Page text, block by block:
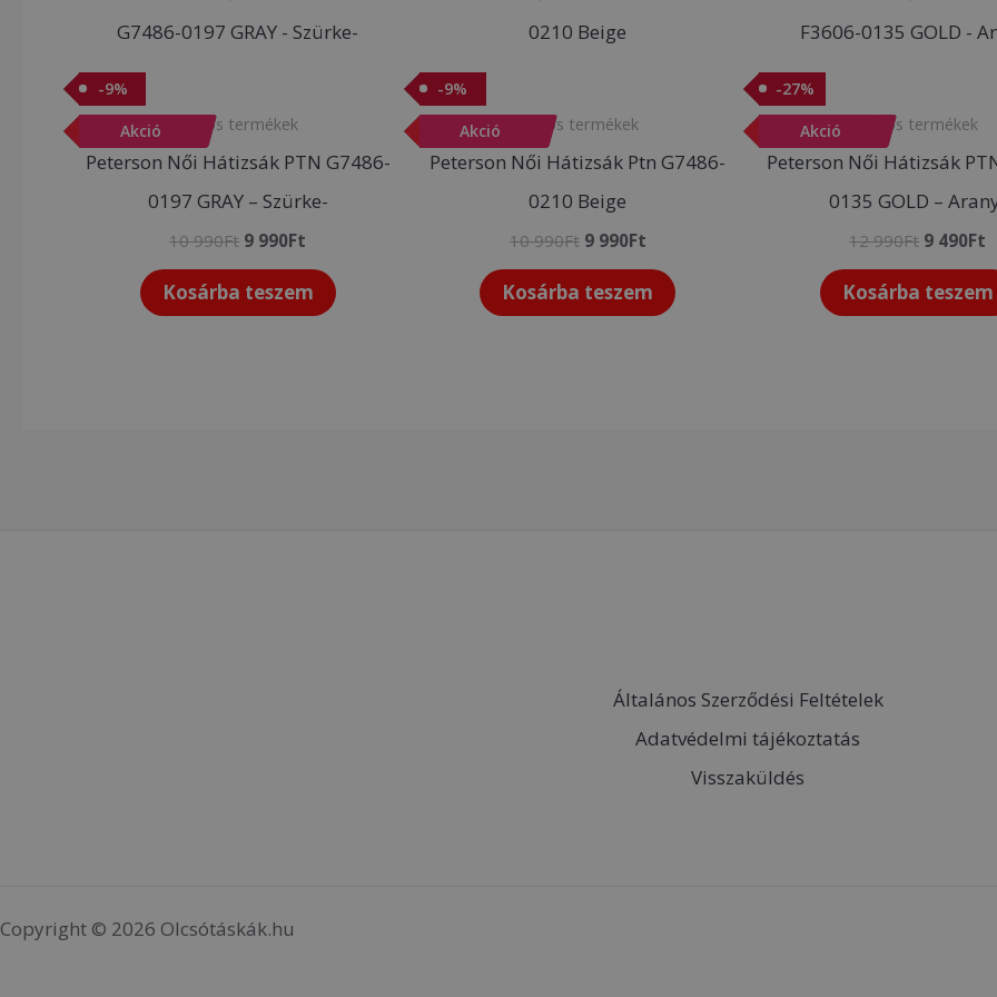
-9%
-9%
Akció Akciós termékek
Peterson Női Hátizsák PTN G7486-
0197 GRAY – Szürke-
10 990Ft
was:
10
9 990Ft
is:
9
Kosárba teszem
-9%
-9%
Akció Akciós termékek
Peterson Női Hátizsák Ptn G7486-
0210 Beige
10 990Ft
was:
10
9 990Ft
Kosárba teszem
-27%
-27%
Akció Akciós termékek
Peterson Női Hátizsák
0135 GOLD –
12 990Ft
was:
12
9 490Ft
9
Kosárba teszem
Általános Szerződési Feltételek
Adatvédelmi tájékoztatás
Visszaküldés
Copyright © 2026 Olcsótáskák.hu